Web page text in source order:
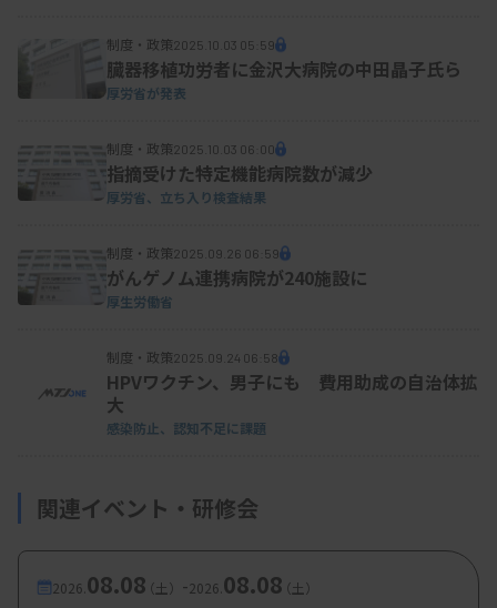
関連資料
制度・政策2025.10.03 05:59
臓器移植功労者に金沢大病院の中田晶子氏ら
厚労省が発表
制度・政策2025.10.03 06:00
指摘受けた特定機能病院数が減少
厚労省、立ち入り検査結果
制度・政策2025.09.26 06:59
がんゲノム連携病院が240施設に
厚生労働省
制度・政策2025.09.24 06:58
HPVワクチン、男子にも 費用助成の自治体拡
大
感染防止、認知不足に課題
関連イベント・研修会
2026. 08.08（土） -2026. 08.08（土）